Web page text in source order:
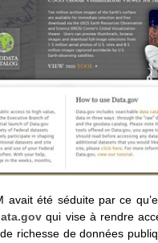
avait été séduite par ce
qui vise à rendre
richesse de données